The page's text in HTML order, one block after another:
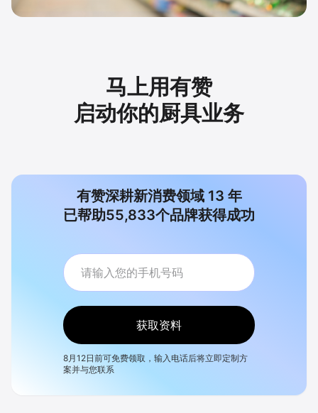
马上用有赞
启动你的厨具业务
有赞深耕新消费领域 13 年
已帮助55,833个品牌获得成功
获取资料
8月12日前可免费领取，输入电话后将立即定制方
案并与您联系